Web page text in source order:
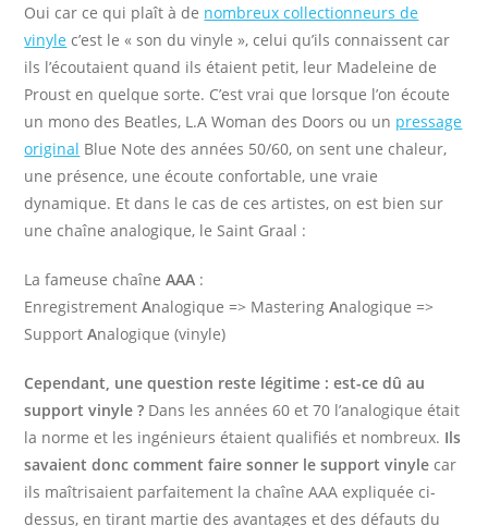
Oui car ce qui plaît à de nombreux collectionneurs de
vinyle c’est le « son du vinyle », celui qu’ils connaissent car
ils l’écoutaient quand ils étaient petit, leur Madeleine de
Proust en quelque sorte. C’est vrai que lorsque l’on écoute
un mono des Beatles, L.A Woman des Doors ou un pressage
original Blue Note des années 50/60, on sent une chaleur,
une présence, une écoute confortable, une vraie
dynamique. Et dans le cas de ces artistes, on est bien sur
une chaîne analogique, le Saint Graal :
La fameuse chaîneAAA :
EnregistrementAnalogique => MasteringAnalogique =>
SupportAnalogique (vinyle)
Cependant, une question reste légitime : est-ce dû au
support vinyle ? Dans les années 60 et 70 l’analogique était
la norme et les ingénieurs étaient qualifiés et nombreux. Ils
savaient donc comment faire sonner le support vinyle car
ils maîtrisaient parfaitement la chaîne AAA expliquée ci-
dessus, en tirant martie des avantages et des défauts du